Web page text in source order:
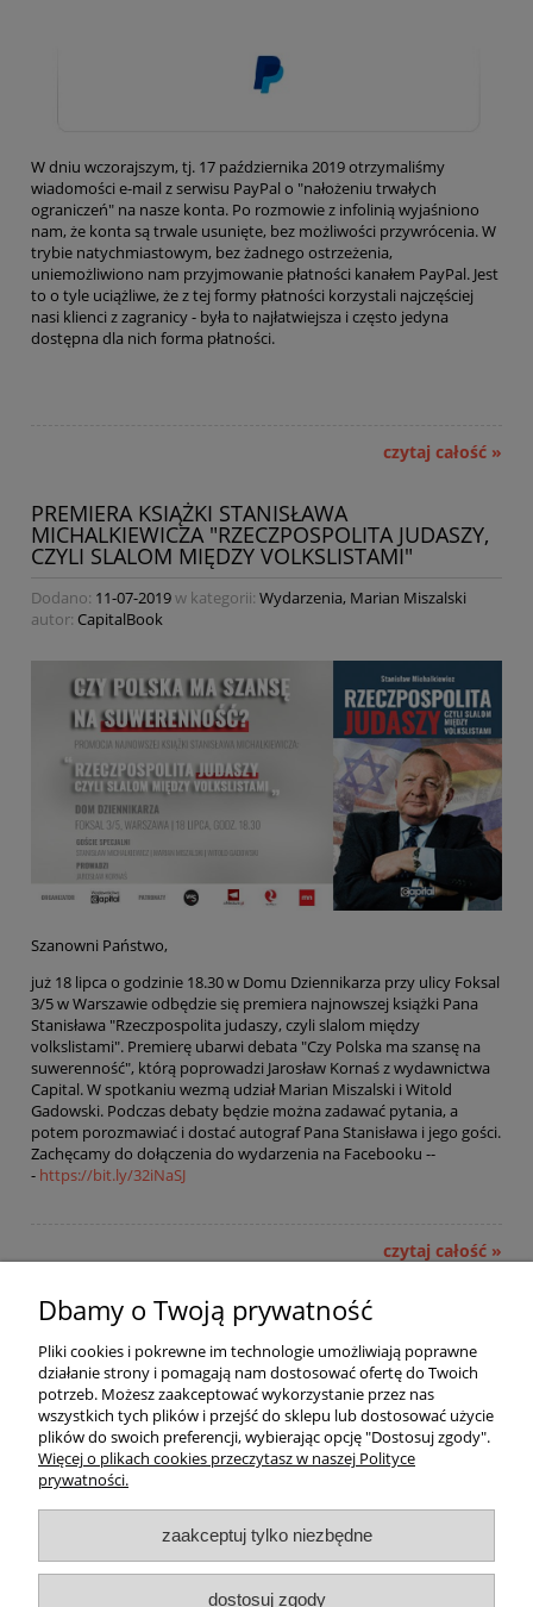
W dniu wczorajszym, tj. 17 października 2019 otrzymaliśmy
wiadomości e-mail z serwisu PayPal o "nałożeniu trwałych
ograniczeń" na nasze konta. Po rozmowie z infolinią wyjaśniono
nam, że konta są trwale usunięte, bez możliwości przywrócenia. W
trybie natychmiastowym, bez żadnego ostrzeżenia,
uniemożliwiono nam przyjmowanie płatności kanałem PayPal. Jest
to o tyle uciążliwe, że z tej formy płatności korzystali najczęściej
nasi klienci z zagranicy - była to najłatwiejsza i często jedyna
dostępna dla nich forma płatności.
czytaj całość »
PREMIERA KSIĄŻKI STANISŁAWA
MICHALKIEWICZA "RZECZPOSPOLITA JUDASZY,
CZYLI SLALOM MIĘDZY VOLKSLISTAMI"
Dodano: 11-07-2019w kategorii: Wydarzenia, Marian Miszalski
autor: CapitalBook
Szanowni Państwo,
już 18 lipca o godzinie 18.30 w Domu Dziennikarza przy ulicy Foksal
3/5 w Warszawie odbędzie się premiera najnowszej książki Pana
Stanisława "Rzeczpospolita judaszy, czyli slalom między
volkslistami". Premierę ubarwi debata "Czy Polska ma szansę na
suwerenność", którą poprowadzi Jarosław Kornaś z wydawnictwa
Capital. W spotkaniu wezmą udział Marian Miszalski i Witold
Gadowski. Podczas debaty będzie można zadawać pytania, a
potem porozmawiać i dostać autograf Pana Stanisława i jego gości.
Zachęcamy do dołączenia do wydarzenia na Facebooku --
- https://bit.ly/32iNaSJ
czytaj całość »
Pomoc
Dostawa
Moje konto
O firmie
Dbamy o Twoją prywatność
Pliki cookies i pokrewne im technologie umożliwiają poprawne
działanie strony i pomagają nam dostosować ofertę do Twoich
potrzeb. Możesz zaakceptować wykorzystanie przez nas
wszystkich tych plików i przejść do sklepu lub dostosować użycie
plików do swoich preferencji, wybierając opcję "Dostosuj zgody".
Więcej o plikach cookies przeczytasz w naszej Polityce
prywatności.
zaakceptuj tylko niezbędne
dostosuj zgody